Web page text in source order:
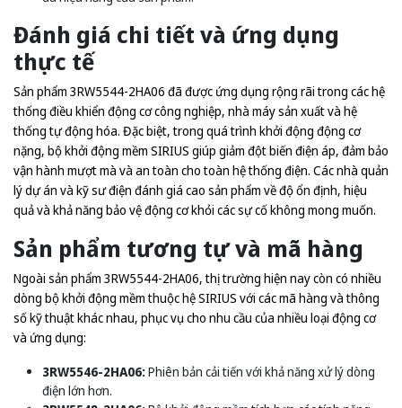
Đánh giá chi tiết và ứng dụng
thực tế
Sản phẩm 3RW5544-2HA06 đã được ứng dụng rộng rãi trong các hệ
thống điều khiển động cơ công nghiệp, nhà máy sản xuất và hệ
thống tự động hóa. Đặc biệt, trong quá trình khởi động động cơ
nặng, bộ khởi động mềm SIRIUS giúp giảm đột biến điện áp, đảm bảo
vận hành mượt mà và an toàn cho toàn hệ thống điện. Các nhà quản
lý dự án và kỹ sư điện đánh giá cao sản phẩm về độ ổn định, hiệu
quả và khả năng bảo vệ động cơ khỏi các sự cố không mong muốn.
Sản phẩm tương tự và mã hàng
Ngoài sản phẩm 3RW5544-2HA06, thị trường hiện nay còn có nhiều
dòng bộ khởi động mềm thuộc hệ SIRIUS với các mã hàng và thông
số kỹ thuật khác nhau, phục vụ cho nhu cầu của nhiều loại động cơ
và ứng dụng:
3RW5546-2HA06:Phiên bản cải tiến với khả năng xử lý dòng
điện lớn hơn.